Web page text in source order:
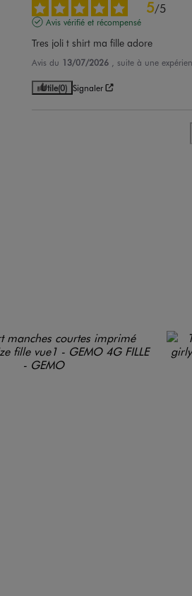
5/5
Avis vérifié et récompensé
Tres joli t shirt ma fille adore
Avis du 13/07/2026 , suite à une
Utile(0) Signaler